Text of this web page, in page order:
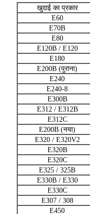
खुदाई का प्रकार
E60
E70B
E80
E120B / E120
E180
E200B (पुराना)
E240
E240-8
E300B
E312 / E312B
E312C
E200B (नया)
E320 / E320V2
E320B
E320C
E325 / 325B
E330B / E330
E330C
E307 / 308
E450